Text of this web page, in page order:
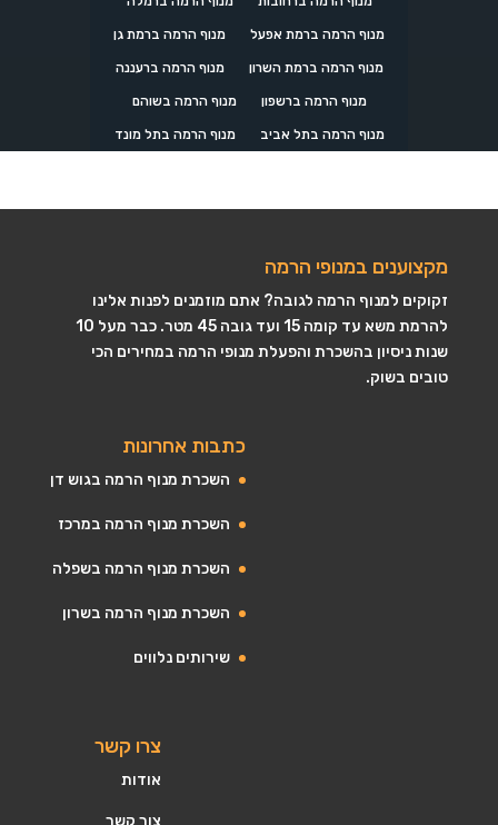
מנוף הרמה ברמת אפעל מנוף הרמה ברמת גן
מנוף הרמה ברמת השרון מנוף הרמה ברעננה
מנוף הרמה ברשפון מנוף הרמה בשוהם
מנוף הרמה בתל אביב מנוף הרמה בתל מונד
מקצוענים במנופי הרמה
זקוקים למנוף הרמה לגובה? אתם מוזמנים לפנות אלינו
להרמת משא עד קומה 15 ועד גובה 45 מטר. כבר מעל 10
שנות ניסיון בהשכרת והפעלת מנופי הרמה במחירים הכי
טובים בשוק.
כתבות אחרונות
השכרת מנוף הרמה בגוש דן
השכרת מנוף הרמה במרכז
השכרת מנוף הרמה בשפלה
השכרת מנוף הרמה בשרון
שירותים נלווים
צרו קשר
אודות
צור קשר